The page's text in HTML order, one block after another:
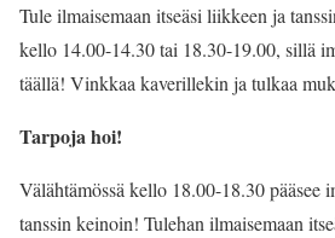
Tule ilmaisemaan itseäsi liikkeen ja
kello 14.00-14.30 tai 18.30-19.00, sillä
täällä! Vinkkaa kaverillekin ja tulkaa
Tarpoja hoi!
Välähtämössä kello 18.00-18.30 pääsee
tanssin keinoin! Tulehan ilmaisemaan